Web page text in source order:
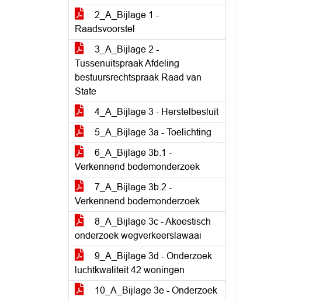
2_A_Bijlage 1 -
Raadsvoorstel
3_A_Bijlage 2 -
Tussenuitspraak Afdeling
bestuursrechtspraak Raad van
State
4_A_Bijlage 3 - Herstelbesluit
5_A_Bijlage 3a - Toelichting
6_A_Bijlage 3b.1 -
Verkennend bodemonderzoek
7_A_Bijlage 3b.2 -
Verkennend bodemonderzoek
8_A_Bijlage 3c - Akoestisch
onderzoek wegverkeerslawaai
9_A_Bijlage 3d - Onderzoek
luchtkwaliteit 42 woningen
10_A_Bijlage 3e - Onderzoek